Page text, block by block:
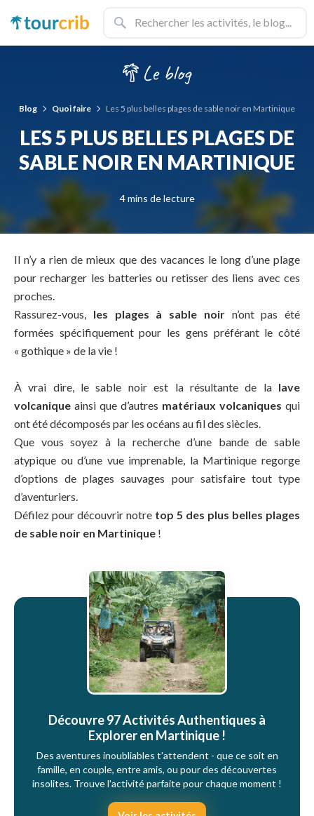
Blog Quoi faire Les 5 plus belles plages de sable noir en Martinique
LES 5 PLUS BELLES PLAGES DE
SABLE NOIR EN MARTINIQUE
4 mins de lecture
Il n’y a rien de mieux que des vacances le long d’une plage
pour recharger les batteries ou retisser des liens avec ces
proches.
Rassurez-vous, les plages à sable noirn’ont pas été
formées spécifiquement pour les gens préférant le côté
« gothique » de la vie !
À vrai dire, le sable noir est la résultante de la lave
volcanique ainsi que d’autres matériaux volcaniques qui
ont été décomposés par les océans au fil des siècles.
Que vous soyez à la recherche d’une bande de sable
atypique ou d’une vue imprenable, la Martinique regorge
d’options de plages sauvages pour satisfaire tout type
d’aventuriers.
Défilez pour découvrir notre top 5 des plus belles plages
de sable noir en Martinique !
Découvre 97 Activités Authentiques à
Explorer en Martinique !
Des aventures inoubliables t'attendent - que ce soit en
famille, en couple, entre amis, ou pour des découvertes
insolites. Trouve l'activité parfaite pour chaque moment !